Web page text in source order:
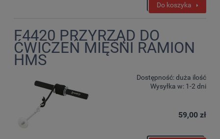
Do koszyka
F4420 PRZYRZĄD DO
ĆWICZEŃ MIĘŚNI RAMION
HMS
Dostępność:duża ilość
Wysyłka w: 1-2 dni
59,00 zł